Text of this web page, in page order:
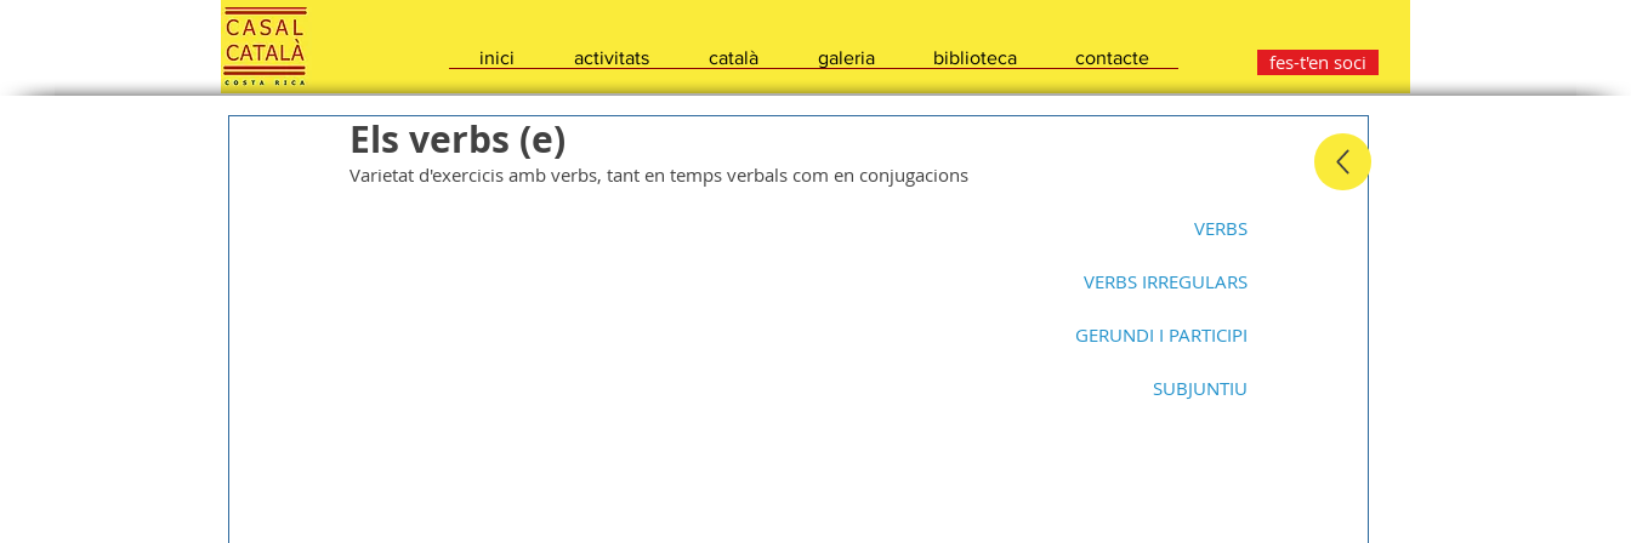
inici activitats català galeria biblioteca contacte fes-t'en soci
Els verbs (e)
Varietat d'exercicis amb verbs, tant en temps verbals com en conjugacions
VERBS
VERBS IRREGULARS
GERUNDI I PARTICIPI
SUBJUNTIU